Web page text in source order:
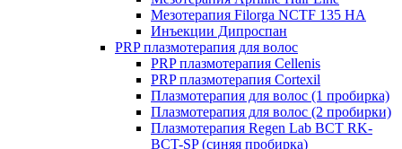
Мезотерапия Filorga NCTF 135 HA
Инъекции Дипроспан
PRP плазмотерапия для волос
PRP плазмотерапия Cellenis
PRP плазмотерапия Cortexil
Плазмотерапия для волос (1 пробирка)
Плазмотерапия для волос (2 пробирки)
Плазмотерапия Regen Lab BCT RK-
BCT-SP (синяя пробирка)